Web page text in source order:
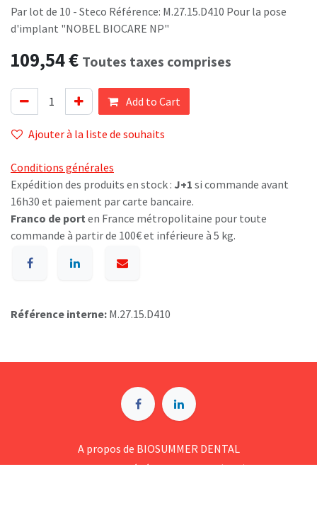
Par lot de 10 - Steco Référence: M.27.15.D410 Pour la pose
d'implant "NOBEL BIOCARE NP"
109,54€ Toutes taxes comprises
Add to Cart
Ajouter à la liste de souhaits
Conditions générales
Expédition des produits en stock : J+1 si commande avant
16h30 et paiement par carte bancaire.
Franco de port en France métropolitaine pour toute
commande à partir de 100€ et inférieure à 5 kg.
Référence interne: M.27.15.D410
A p​ropos de BIOSUMMER DENTAL
Conditions générales d​e vente (CGV)